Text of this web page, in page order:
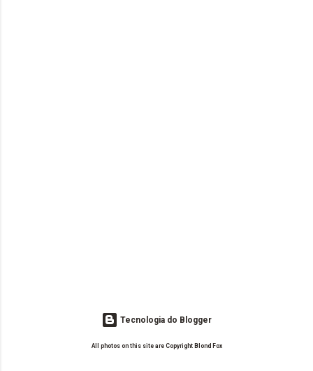
Tecnologia do Blogger
All photos on this site are Copyright Blond Fox